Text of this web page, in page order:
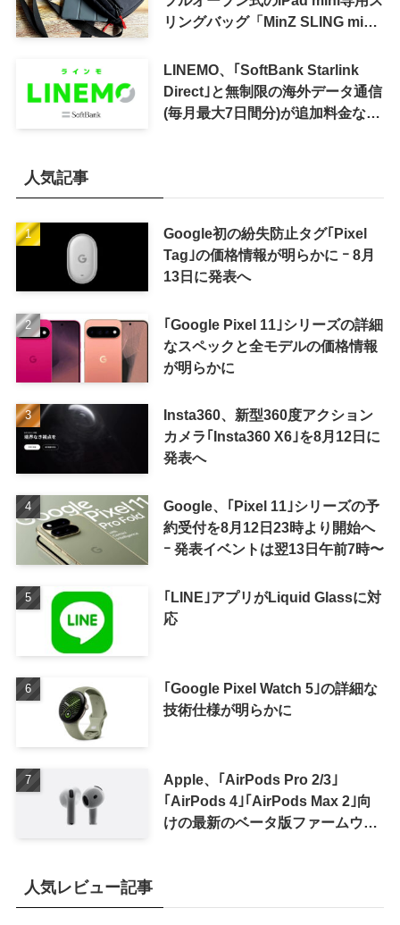
リングバッグ「MinZ SLING mini
LINEMO、｢SoftBank Starlink
Direct｣と無制限の海外データ通信
(毎月最大7日間分)が追加料金なし
人気記事
Google初の紛失防止タグ｢Pixel
Tag｣の価格情報が明らかに ｰ 8月
13日に発表へ
｢Google Pixel 11｣シリーズの詳細
なスペックと全モデルの価格情報
が明らかに
Insta360、新型360度アクション
カメラ｢Insta360 X6｣を8月12日に
発表へ
Google、｢Pixel 11｣シリーズの予
約受付を8月12日23時より開始へ
ｰ 発表イベントは翌13日午前7時〜
｢LINE｣アプリがLiquid Glassに対
応
｢Google Pixel Watch 5｣の詳細な
技術仕様が明らかに
Apple、｢AirPods Pro 2/3｣
｢AirPods 4｣｢AirPods Max 2｣向
けの最新のベータ版ファームウェ
人気レビュー記事